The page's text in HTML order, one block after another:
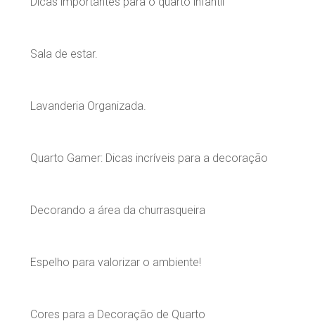
Sala de estar.
Lavanderia Organizada.
Quarto Gamer: Dicas incríveis para a decoração
Decorando a área da churrasqueira
Espelho para valorizar o ambiente!
Cores para a Decoração de Quarto